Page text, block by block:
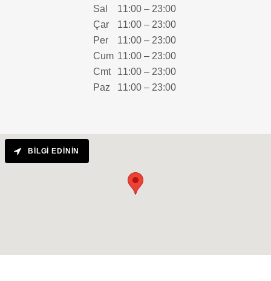
Sal
11:00 – 23:00
Çar
11:00 – 23:00
Per
11:00 – 23:00
Cum 11:00 – 23:00
Cmt
11:00 – 23:00
Paz
11:00 – 23:00
BILGI EDININ